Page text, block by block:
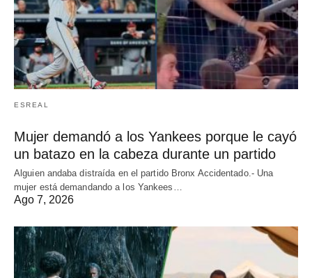
ESREAL
Mujer demandó a los Yankees porque le cayó
un batazo en la cabeza durante un partido
Alguien andaba distraída en el partido Bronx Accidentado.- Una
mujer está demandando a los Yankees…
Ago 7, 2026